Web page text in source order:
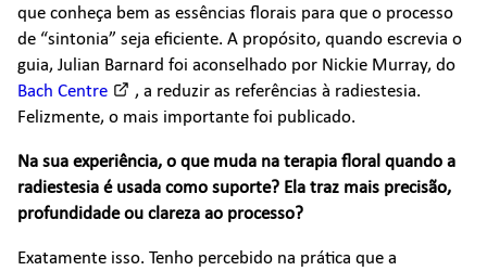
que conheça bem as essências florais para que o processo
de “sintonia” seja eficiente. A propósito, quando escrevia o
guia, Julian Barnard foi aconselhado por Nickie Murray, do
Bach Centre
, a reduzir as referências à radiestesia.
Felizmente, o mais importante foi publicado.
Na sua experiência, o que muda na terapia floral quando a
radiestesia é usada como suporte? Ela traz mais precisão,
profundidade ou clareza ao processo?
Exatamente isso. Tenho percebido na prática que a